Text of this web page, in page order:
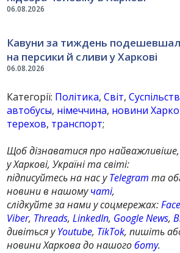
06.08.2026
06.08.2026
Кавуни за тиждень
на персики й сливи у Харкові
Категорії: Політика,Світ,
автобусы, німеччина, новини
терехов, транспорт;
Щоб дізнаватися про
у Харкові, Україні та світі:
підписуйтесь на нас уTelegram та
новини в нашомучаті,
слідкуйте за нами у соцмережах:
Viber, Threads,LinkedIn, Google News,
дивіться уYoutube, TikTok, пишіть
новини Харкова до нашогоботу.